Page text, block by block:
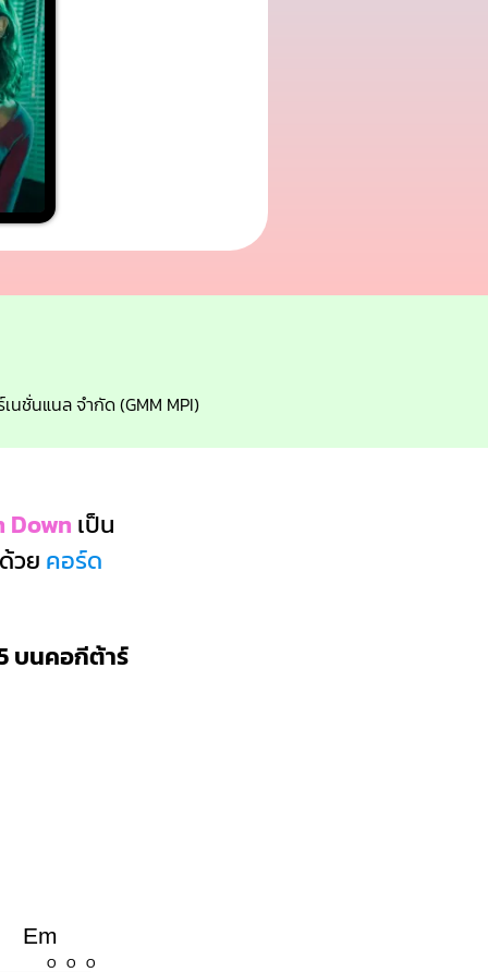
ชั่นแนล จำกัด (GMM MPI)
Down เป็น
วย คอร์ด
บนคอกีต้าร์
Em
O O O